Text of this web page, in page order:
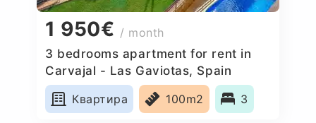
1 950€ / month
3 bedrooms apartment for rent in
Carvajal - Las Gaviotas, Spain
Квартира
100m2 3